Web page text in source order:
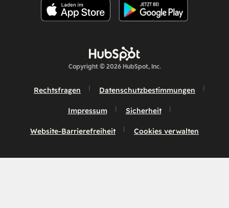
Copyright © 2026 HubSpot, Inc.
Rechtsfragen Datenschutzbestimmungen
Impressum Sicherheit
Website-Barrierefreiheit Cookies verwalten